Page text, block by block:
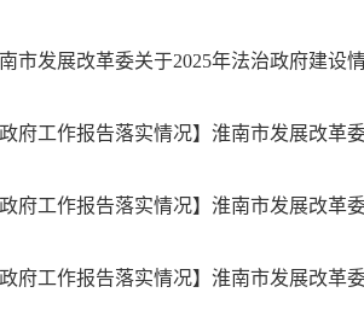
市发展改革委关于2025年法治政府建设
政府工作报告落实情况】淮南市发展改
政府工作报告落实情况】淮南市发展改
政府工作报告落实情况】淮南市发展改